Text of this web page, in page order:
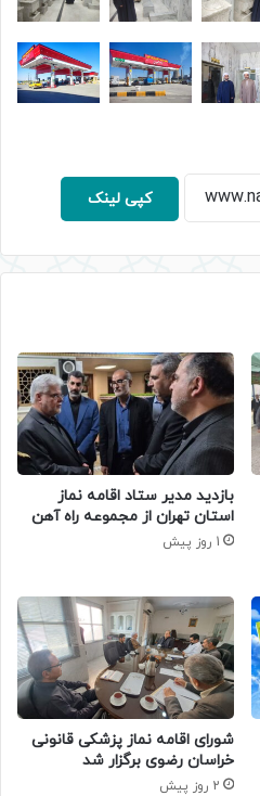
کپی لینک
بازدید مدیر ستاد اقامه نماز
استان تهران از مجموعه راه آهن
1 روز پیش
شورای اقامه نماز پزشکی قانونی
خراسان رضوی برگزار شد
2 روز پیش